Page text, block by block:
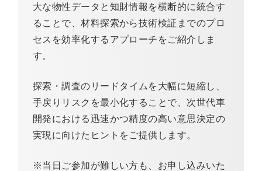
大な物性データと知財情報を横断的に統合す
ることで、材料探索から技術検証までのプロ
セスを効率化するアプローチをご紹介しま
す。
探索 ・調査のリードタイムを大幅に短縮し、
手戻りリスクを最小化することで、次世代車
開発における迅速かつ精度の高い意思決定の
実現に向けたヒントをご提供します。
※当日ご参加が難しい方も、お申し込みいた